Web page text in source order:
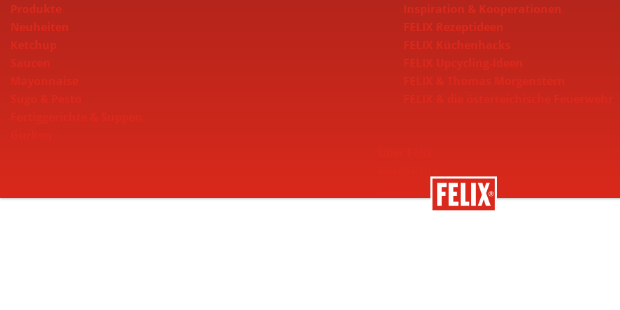
Produkte
Neuheiten
Ketchup
Saucen
Inspiration & Kooperationen
FELIX Rezeptideen
FELIX Küchenhacks
FELIX Upcycling-Ideen
Nachhaltigkeit